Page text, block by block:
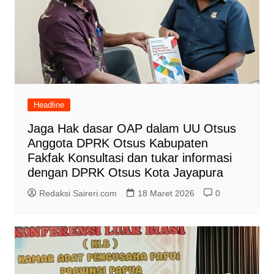
Headline
Jaga Hak dasar OAP dalam UU Otsus
Anggota DPRK Otsus Kabupaten
Fakfak Konsultasi dan tukar informasi
dengan DPRK Otsus Kota Jayapura
Redaksi Saireri.com 18 Maret 2026 0